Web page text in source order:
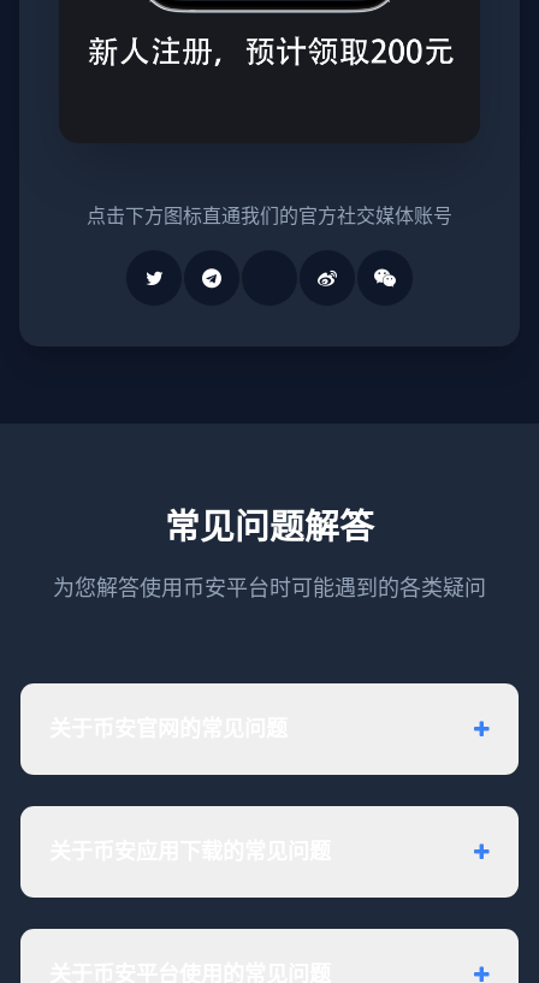
点击下方图标直通我们的官方社交媒体账号
常见问题解答
为您解答使用币安平台时可能遇到的各类疑问